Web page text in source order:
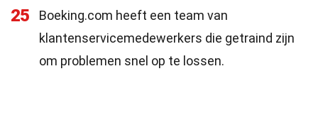
25
Boeking.com heeft een team van
klantenservicemedewerkers die getraind zijn
om problemen snel op te lossen.